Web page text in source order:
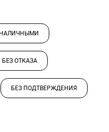
БЕЗ ОТКАЗА
БЕЗ ПОДТВЕРЖДЕНИЯ